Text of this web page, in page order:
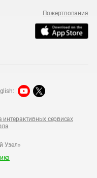
Пожертвования
Узел»
сервисах